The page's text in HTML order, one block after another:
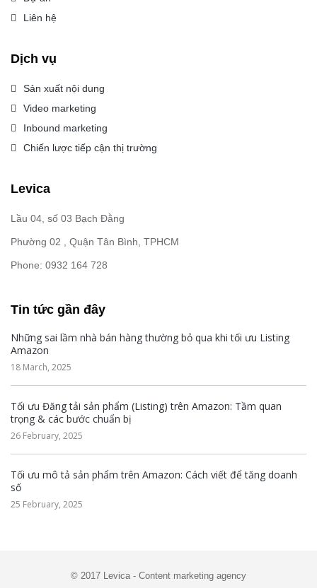
Liên hệ
Dịch vụ
Sản xuất nội dung
Video marketing
Inbound marketing
Chiến lược tiếp cận thị trường
Levica
Lầu 04, số 03 Bạch Đằng
Phường 02 , Quận Tân Bình, TPHCM
Phone: 0932 164 728
Tin tức gần đây
Những sai lầm nhà bán hàng thường bỏ qua khi tối ưu Listing
Amazon
18 March, 2025
Tối ưu Đăng tải sản phẩm (Listing) trên Amazon: Tầm quan
trọng & các bước chuẩn bị
26 February, 2025
Tối ưu mô tả sản phẩm trên Amazon: Cách viết để tăng doanh
số
25 February, 2025
© 2017 Levica - Content marketing agency